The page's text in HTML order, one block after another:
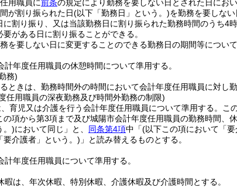
用職員に前条の規定により勤務を要しない日とされた日にお
が割り振られた日(以下「勤務日」という。)を勤務を要しな
割り振り、又は当該勤務日に割り振られた勤務時間のうち4
がある日に割り振ることができる。
を要しない日に変更することのできる勤務日の期間等につい
計年度任用職員の休憩時間について準用する。
務)
ときは、勤務時間外の時間において会計年度任用職員に対し
任用職員の深夜勤務及び時間外勤務の制限)
育児又は介護を行う会計年度任用職員について準用する。 こ
項から第3項まで及び城陽市会計年度任用職員の勤務時間、
。)において同じ」と、 同条第4項中「(以下この項において「
要介護者」という。) 」と読み替えるものとする。
計年度任用職員について準用する。
暇は、年次休暇、特別休暇、介護休暇及び介護時間とする。